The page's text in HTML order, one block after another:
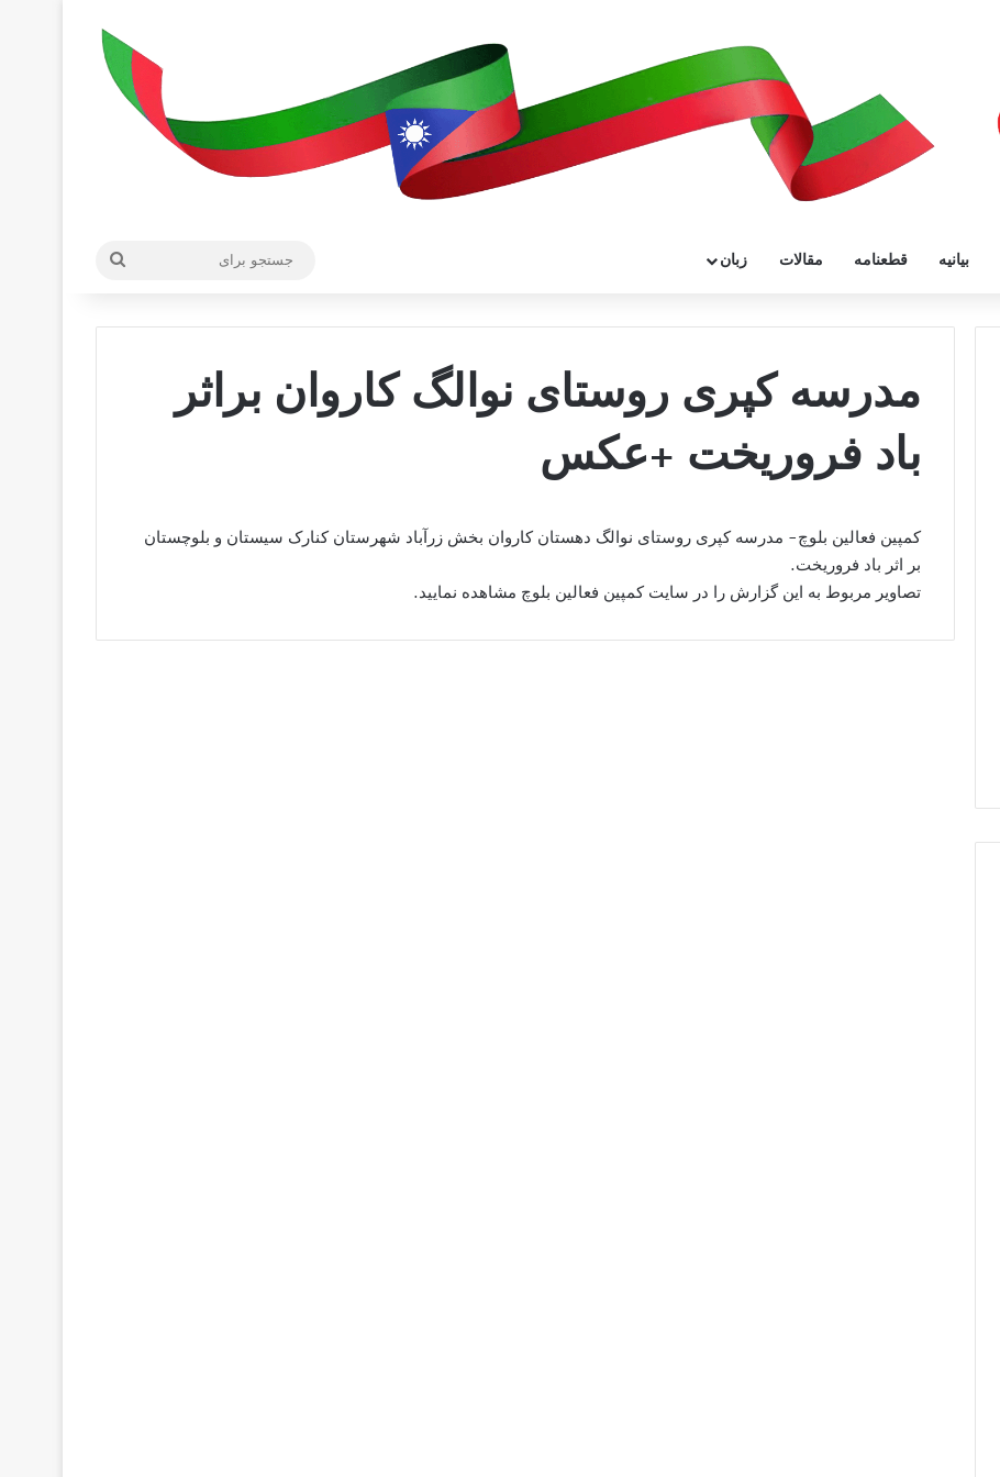
بیانیه قطعنامه مقالات زبان
مدرسه کپری روستای نوالگ کاروان براثر
باد فروریخت +عکس
کمپین فعالین بلوچ- مدرسه کپری روستای نوالگ دهستان کاروان بخش زرآباد شهرستان کنارک سیستان و بلوچستان
بر اثر باد فروریخت.
تصاویر مربوط به این گزارش را در سایت کمپین فعالین بلوچ مشاهده نمایید.